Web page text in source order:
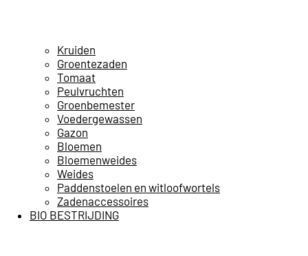
Kruiden
Groentezaden
Tomaat
Peulvruchten
Groenbemester
Voedergewassen
Gazon
Bloemen
Bloemenweides
Weides
Paddenstoelen en witloofwortels
Zadenaccessoires
BIO BESTRIJDING